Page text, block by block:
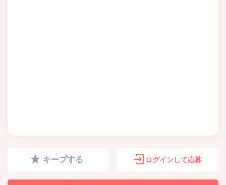
キープする ログインして応募